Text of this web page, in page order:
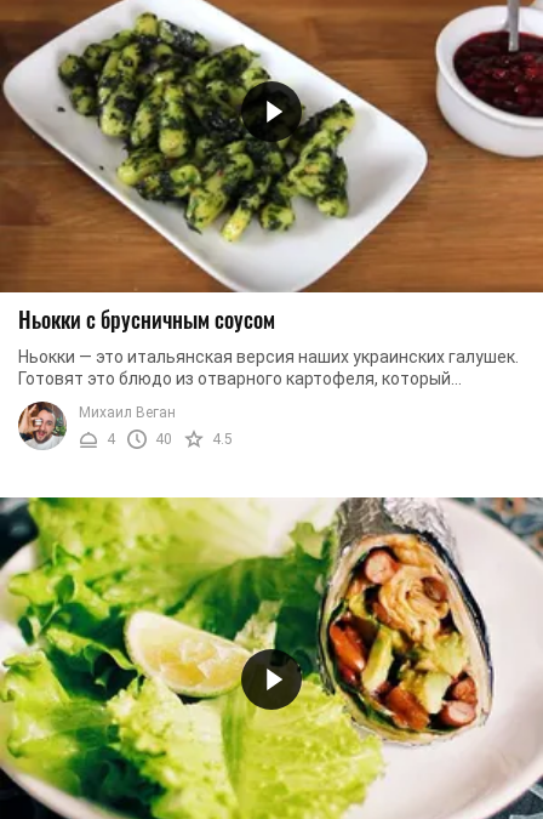
Ньокки с брусничным соусом
Ньокки — это итальянская версия наших украинских галушек.
Готовят это блюдо из отварного картофеля, который
разминают в пюре. Как правило, в пюре ...
Михаил Веган
4
40 4.5